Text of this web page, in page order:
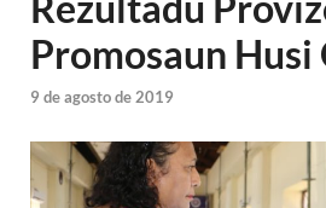
Promosaun Husi
9 de agosto de 2019